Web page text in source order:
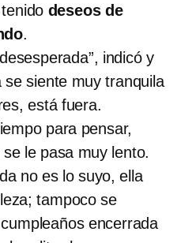
deseos de
.
indicó y
siente muy tranquila
está fuera.
para pensar,
le pasa muy lento.
no es lo suyo, ella
tampoco se
encerrada